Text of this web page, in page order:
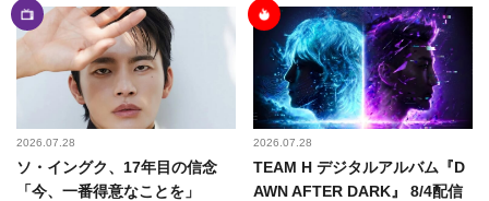
2026.07.28
ソ・イングク、17年目の信念
「今、一番得意なことを」
2026.07.28
TEAM H デジタルアルバム『D
AWN AFTER DARK』 8/4配信